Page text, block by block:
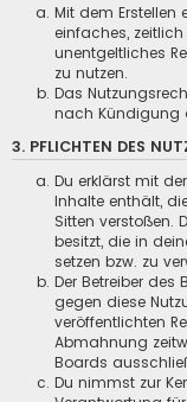
Mit dem Erstellen
einfaches,
unentgeltliches
zu nutzen.
Das
nach Kündigung
3. PFLICHTEN DES
Du erklärst mit
Inhalte enthält,
Sitten verstoßen.
besitzt, die in
setzen bzw. zu
Der Betreiber
gegen diese
veröffentlichten
Abmahnung
Boards
Du nimmst zur